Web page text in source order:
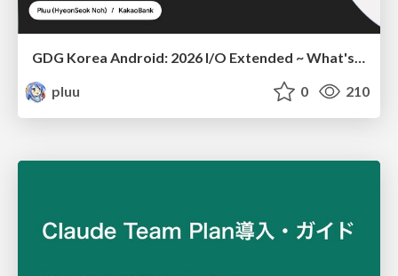
GDG Korea Android: 2026 I/O Extended ~ What's new in Android development tools
pluu
0 210